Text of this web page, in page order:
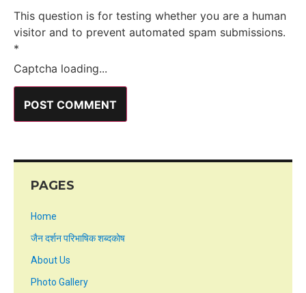
This question is for testing whether you are a human
visitor and to prevent automated spam submissions.
*
Captcha loading...
PAGES
Home
जैन दर्शन परिभाषिक शब्दकोष
About Us
Photo Gallery